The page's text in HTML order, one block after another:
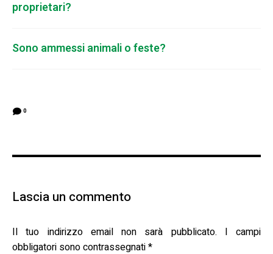
proprietari?
Sono ammessi animali o feste?
0
Lascia un commento
Il tuo indirizzo email non sarà pubblicato.
I campi
obbligatori sono contrassegnati*